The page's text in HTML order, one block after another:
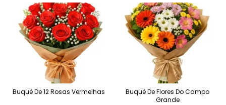
Buquê De 12 Rosas Vermelhas
Buquê De Flores Do Campo
Grande